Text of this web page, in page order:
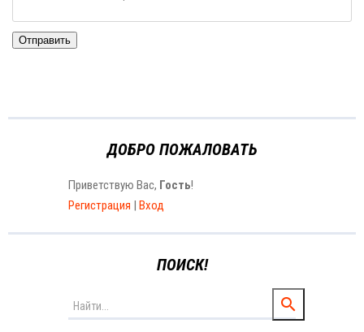
Отправить
ДОБРО ПОЖАЛОВАТЬ
Приветствую Вас, Гость!
Регистрация | Вход
ПОИСК!